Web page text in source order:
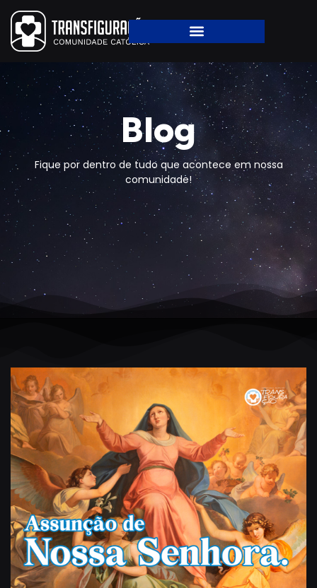
Blog
Fique por dentro de tudo que acontece em nossa
comunidade!